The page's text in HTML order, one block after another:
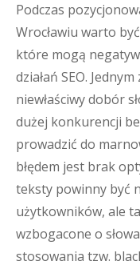
Podczas
Wrocławiu warto
które mogą
działań SEO.
niewłaściwy dobór
dużej konkurencji
prowadzić do
błędem jest brak
teksty powinny być
użytkowników, ale
wzbogacone o
stosowania tzw.